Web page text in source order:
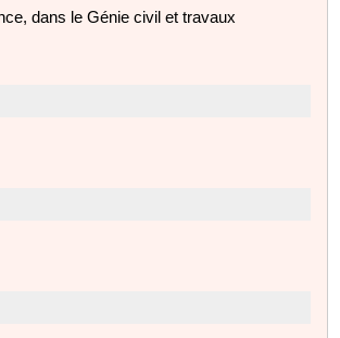
dans le Génie civil et travaux